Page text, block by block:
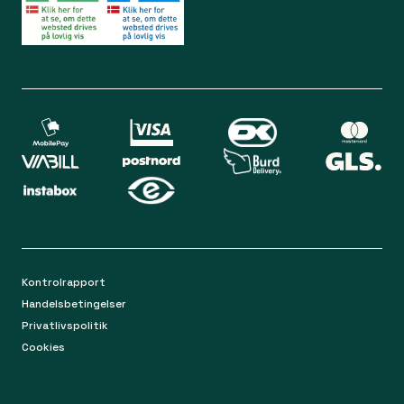
Mandag-torsdag 9.00 - 16.00
Kontakt os på mail
apoteket@apopro.dk
Spørgsmål og svar
Returnering
Bliv medlem
Din sikkerhed
Kontrolrapport
Handelsbetingelser
Privatlivspolitik
Cookies